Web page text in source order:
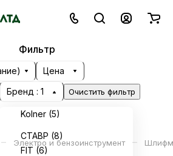
Фильтр
Цена
Бренд : 1
Kolner (5)
СТАВР (8)
FIT (6)
Очистить фильтр
– Электро и бензоинструмент –